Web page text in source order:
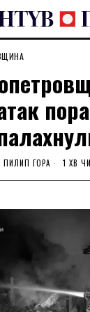
ПИЛИП ГОРА 1 ХВ